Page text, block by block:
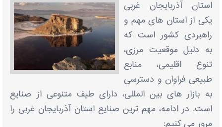
استان آذربایجان غربی
یکی از استان ‌های مهم و
راهبردی کشور است که
به‌ دلیل موقعیت مرزی،
تنوع اقلیمی، منابع
طبیعی فراوان و دسترسی
به بازار های بین ‌المللی، دارای طیف متنوعی از صنایع
است. در ادامه، مهم ‌ترین صنایع استان آذربایجان غربی را